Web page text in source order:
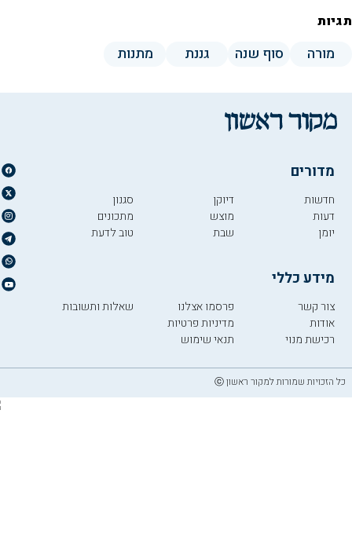
תגיות
מורה סוף שנה גננת מתנות
מדורים
חדשות
דעות
יומן
דיוקן
מוצש
שבת
סגנון
מתכונים
טוב לדעת
מידע כללי
צור קשר
אודות
רכישת מנוי
פרסמו אצלנו
מדיניות פרטיות
תנאי שימוש
שאלות ותשובות
כל הזכויות שמורות למקור ראשון ⓒ